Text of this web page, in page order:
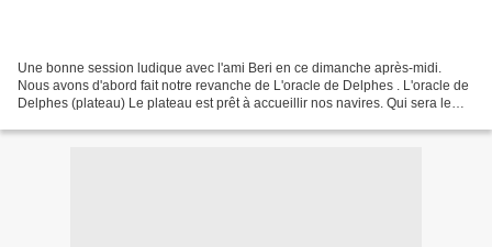
Une bonne session ludique avec l'ami Beri en ce dimanche après-midi.
Nous avons d'abord fait notre revanche de L'oracle de Delphes . L'oracle de
Delphes (plateau) Le plateau est prêt à accueillir nos navires. Qui sera le